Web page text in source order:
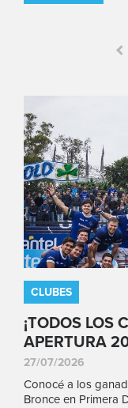
CLUBES
¡TODOS LOS
APERTURA
27/07/2026
Conocé a los
Bronce en Primera